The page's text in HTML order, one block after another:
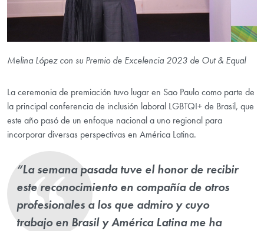
Melina López con su Premio de Excelencia 2023 de Out & Equal
La ceremonia de premiación tuvo lugar en Sao Paulo como parte de
la principal conferencia de inclusión laboral LGBTQI+ de Brasil, que
este año pasó de un enfoque nacional a uno regional para
incorporar diversas perspectivas en América Latina.
“La semana pasada tuve el honor de recibir
este reconocimiento en compañía de otros
profesionales a los que admiro y cuyo
trabajo en Brasil y América Latina me ha